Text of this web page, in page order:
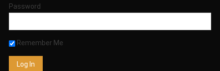
Password
Remember Me